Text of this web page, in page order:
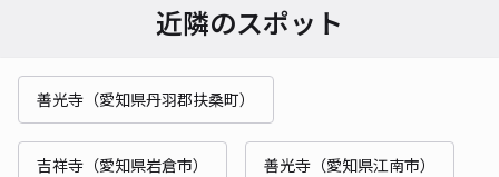
近隣のスポット
善光寺（愛知県丹羽郡扶桑町）
吉祥寺（愛知県岩倉市） 善光寺（愛知県江南市）